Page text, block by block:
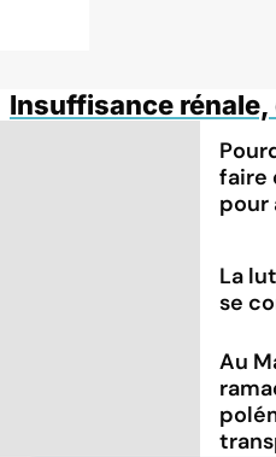
Insuffisance
faire
pour
La
se
Au